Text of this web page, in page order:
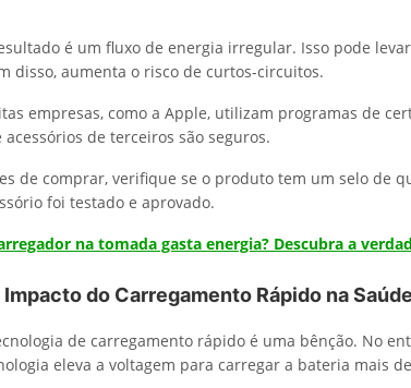
é um fluxo de energia irregular. Isso pode
disso, aumenta o risco de curtos-circuitos.
empresas, como a Apple, utilizam programas de
acessórios de terceiros são seguros.
de comprar, verifique se o produto tem um selo de
foi testado e aprovado.
na tomada gasta energia? Descubra a
Impacto do Carregamento Rápido na
de carregamento rápido é uma bênção. No
eleva a voltagem para carregar a bateria mais